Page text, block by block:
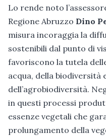
Lo rende noto
Regione Abruzzo Dino
misura incoraggia la
sostenibili dal punto di
favoriscono la tutela
acqua, della biodiversità
dell’agrobiodiversità.
in questi processi
essenze vegetali che
prolungamento della